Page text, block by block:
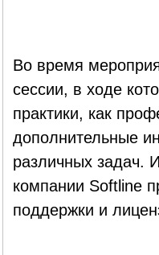
Во время
сессии, в ходе
практики, как
дополнительные
различных задач.
компании Softline
поддержки и